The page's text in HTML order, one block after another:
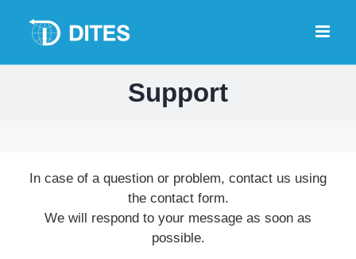
content
Support
In case of a question or problem, contact us using
the contact form.
We will respond to your message as soon as
possible.